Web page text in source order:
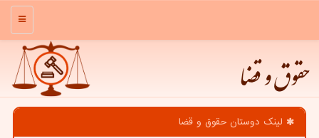
منو
حقوق و قضا
لینک دوستان حقوق و قضا